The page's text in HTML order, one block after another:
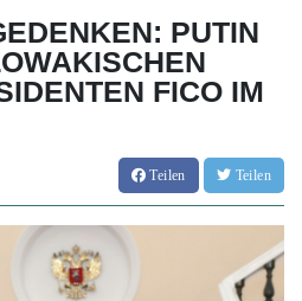
PUTIN
FICO IM
Teilen Teilen